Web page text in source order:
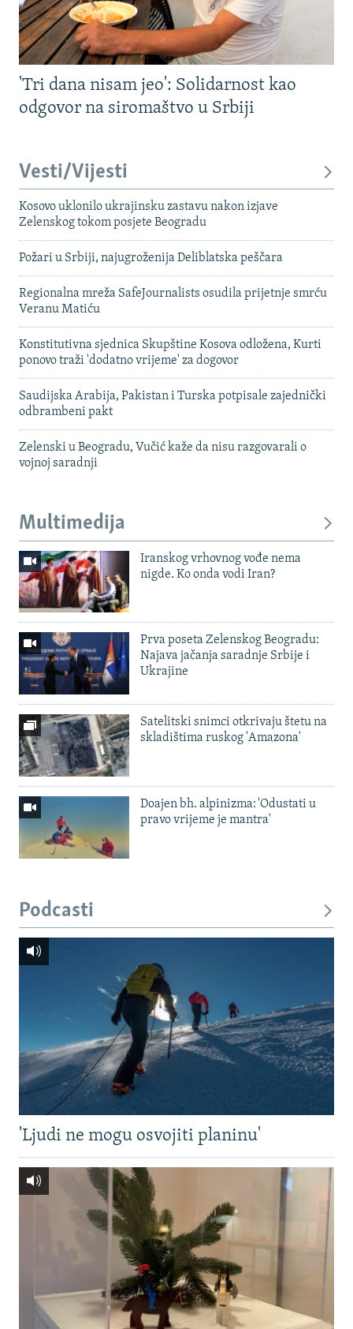
'Tri dana nisam jeo': Solidarnost kao
odgovor na siromaštvo u Srbiji
Vesti/Vijesti
Kosovo uklonilo ukrajinsku zastavu nakon izjave
Zelenskog tokom posjete Beogradu
Požari u Srbiji, najugroženija Deliblatska peščara
Regionalna mreža SafeJournalists osudila prijetnje smrću
Veranu Matiću
Konstitutivna sjednica Skupštine Kosova odložena, Kurti
ponovo traži 'dodatno vrijeme' za dogovor
Saudijska Arabija, Pakistan i Turska potpisale zajednički
odbrambeni pakt
Zelenski u Beogradu, Vučić kaže da nisu razgovarali o
vojnoj saradnji
Multimedija
Iranskog vrhovnog vođe nema
nigde. Ko onda vodi Iran?
Prva poseta Zelenskog Beogradu:
Najava jačanja saradnje Srbije i
Ukrajine
Satelitski snimci otkrivaju štetu na
skladištima ruskog 'Amazona'
Doajen bh. alpinizma: 'Odustati u
pravo vrijeme je mantra'
Podcasti
'Ljudi ne mogu osvojiti planinu'